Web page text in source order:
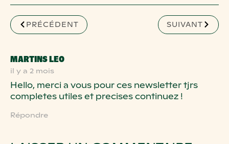
PRÉCÉDENT SUIVANT
MARTINS LEOSAYS:
il y a 2 mois
Hello, merci a vous pour ces newsletter tjrs
completes utiles et precises continuez !
Répondre